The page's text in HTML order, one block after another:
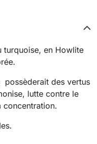
turquoise, en Howlite
possèderait des vertus
lutte contre le
concentration.